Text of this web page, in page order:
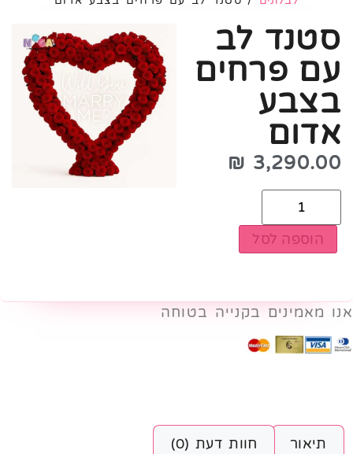
סטנד לב
עם פרחים
בצבע
אדום
3,290.00
₪
הוספה לסל
אנו מאמינים בקנייה בטוחה
תיאור חוות דעת (0)